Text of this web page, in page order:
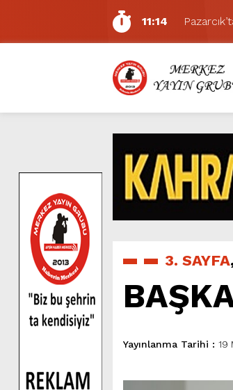
11:14
11:10
5:17
5:15
6:54
6:53
6:50
6:48
Tevfik
10:21
6:17
3. SAYFA
Yayınlanma Tarihi : 19